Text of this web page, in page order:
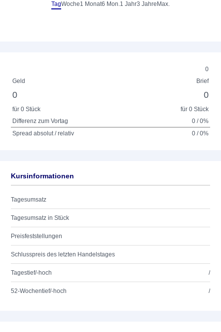
TagWoche1 Monat6 Mon.1 Jahr3 Jahre Max.
0
Geld
Brief
0 0
für 0 Stück
für 0 Stück
Differenz zum Vortag
0 / 0%
Spread absolut / relativ
0 / 0%
Kursinformationen
Tagesumsatz
Tagesumsatz in Stück
Preisfeststellungen
Schlusspreis des letzten Handelstages
Tagestief/-hoch /
52-Wochentief/-hoch /